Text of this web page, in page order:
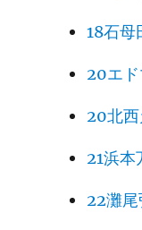
18石母
20エ
20北
21浜本
22灘